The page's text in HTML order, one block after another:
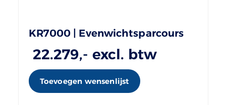
KR7000 | Evenwichtsparcours
22.279,- excl. btw
Toevoegen wensenlijst